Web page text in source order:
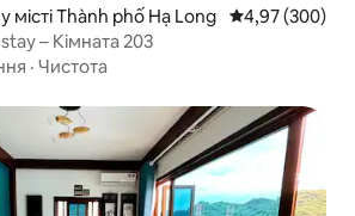
місті Thành phố Hạ Long Середня
4,97 (300)
– Кімната 203
· Чистота